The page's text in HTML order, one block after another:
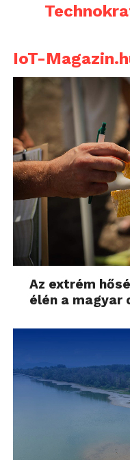
IoT-
Az extrém
élén a magyar